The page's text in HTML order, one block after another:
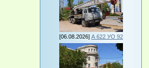
[06.08.2026] А 622 УО 92